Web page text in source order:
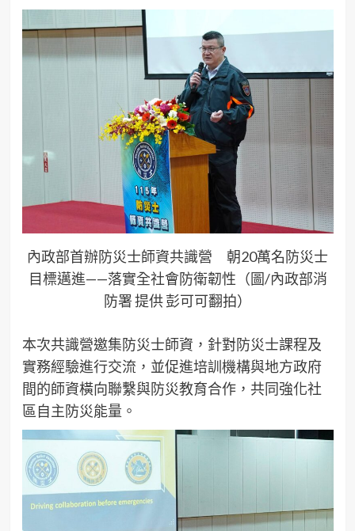
內政部首辦防災士師資共識營 朝20萬名防災士
目標邁進——落實全社會防衛韌性（圖/內政部消
防署 提供 彭可可翻拍）
本次共識營邀集防災士師資，針對防災士課程及
實務經驗進行交流，並促進培訓機構與地方政府
間的師資橫向聯繫與防災教育合作，共同強化社
區自主防災能量。